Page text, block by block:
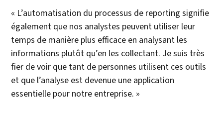
« L’automatisation du processus de reporting signifie
également que nos analystes peuvent utiliser leur
temps de manière plus efficace en analysant les
informations plutôt qu’en les collectant. Je suis très
fier de voir que tant de personnes utilisent ces outils
et que l’analyse est devenue une application
essentielle pour notre entreprise. »